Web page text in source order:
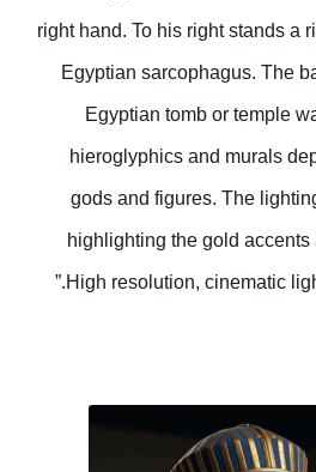
right hand. To his right stands a
Egyptian sarcophagus. The
Egyptian tomb or temple
hieroglyphics and murals
gods and figures. The
highlighting the gold accents
High resolution, cinematic